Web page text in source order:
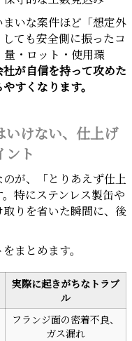
いな案件ほど「想定外
ても安全側に振ったコ
量・ロット・使用環
社が自信を持って攻めた
すくなります。
いけない、仕上げ
ント
が、「とりあえず仕上
特にステンレス製缶や
りを省いた瞬間に、後
まとめます。
実際に起きがちなトラブ
ル
フランジ面の密着不良、
ガス漏れ